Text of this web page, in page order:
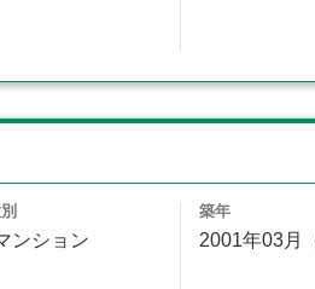
ンション
築年
2001年03月